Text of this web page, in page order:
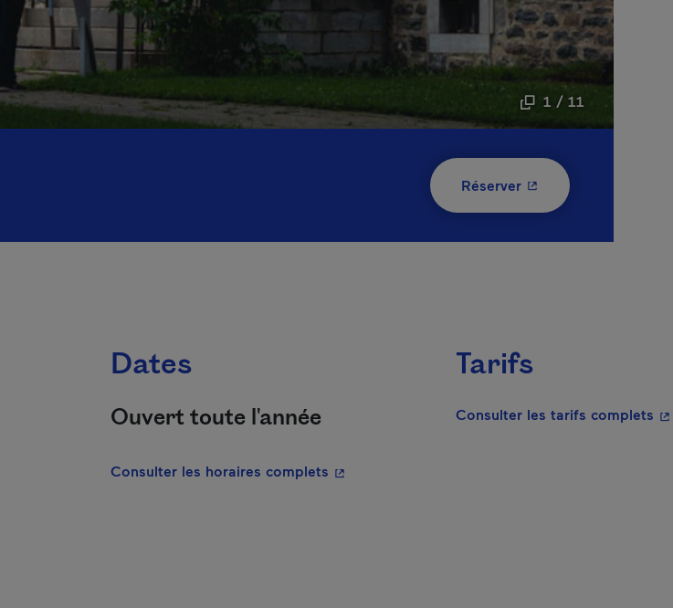
1 / 11
Réserver- Cet hyperlien
Dates
Ouvert toute l'année
Consulter les horaires complets - Cet hyperlien s'ouvrira dans une nouvelle
Tarifs
Consulter les tarifs complets -